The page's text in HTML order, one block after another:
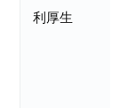
利厚生